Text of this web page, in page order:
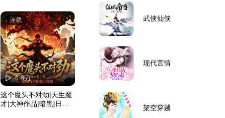
连载
4.8万
这个魔头不对劲|天生魔
才|大神作品|暗黑|日更1
武侠仙侠
现代言情
架空穿越